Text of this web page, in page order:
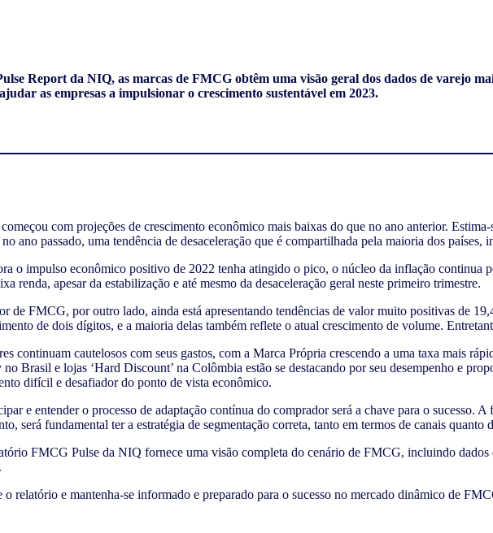
Report da NIQ, as marcas de FMCG obtêm uma visão geral dos dados de varejo
as empresas a impulsionar o crescimento sustentável em 2023.
com projeções de crescimento econômico mais baixas do que no ano anterior.
ano passado, uma tendência de desaceleração que é compartilhada pela maioria dos países,
o impulso econômico positivo de 2022 tenha atingido o pico, o núcleo da inflação continua
renda, apesar da estabilização e até mesmo da desaceleração geral neste primeiro trimestre.
de FMCG, por outro lado, ainda está apresentando tendências de valor muito positivas de
de dois dígitos, e a maioria delas também reflete o atual crescimento de volume.
continuam cautelosos com seus gastos, com a Marca Própria crescendo a uma taxa mais
no Brasil e lojas ‘Hard Discount’ na Colômbia estão se destacando por seu desempenho e
difícil e desafiador do ponto de vista econômico.
e entender o processo de adaptação contínua do comprador será a chave para o sucesso.
será fundamental ter a estratégia de segmentação correta, tanto em termos de canais quanto
FMCG Pulse da NIQ fornece uma visão completa do cenário de FMCG, incluindo dados
o relatório e mantenha-se informado e preparado para o sucesso no mercado dinâmico de